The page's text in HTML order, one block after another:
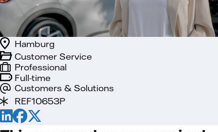
Full-time
Customers & Solutions
Customer Service
Hamburg
Professional
REF10653P